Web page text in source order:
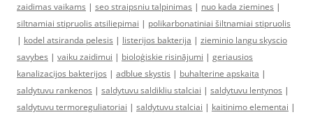
zaidimas vaikams | seo straipsniu talpinimas | nuo kada ziemines |
siltnamiai stipruolis atsiliepimai | polikarbonatiniai šiltnamiai stipruolis
| kodel atsiranda pelesis | listerijos bakterija | zieminio langu skyscio
savybes | vaiku zaidimui | bioloģiskie risinājumi | geriausios
kanalizacijos bakterijos | adblue skystis | buhalterine apskaita |
saldytuvu rankenos | saldytuvu saldikliu stalciai | saldytuvu lentynos |
saldytuvu termoreguliatoriai | saldytuvu stalciai | kaitinimo elementai |